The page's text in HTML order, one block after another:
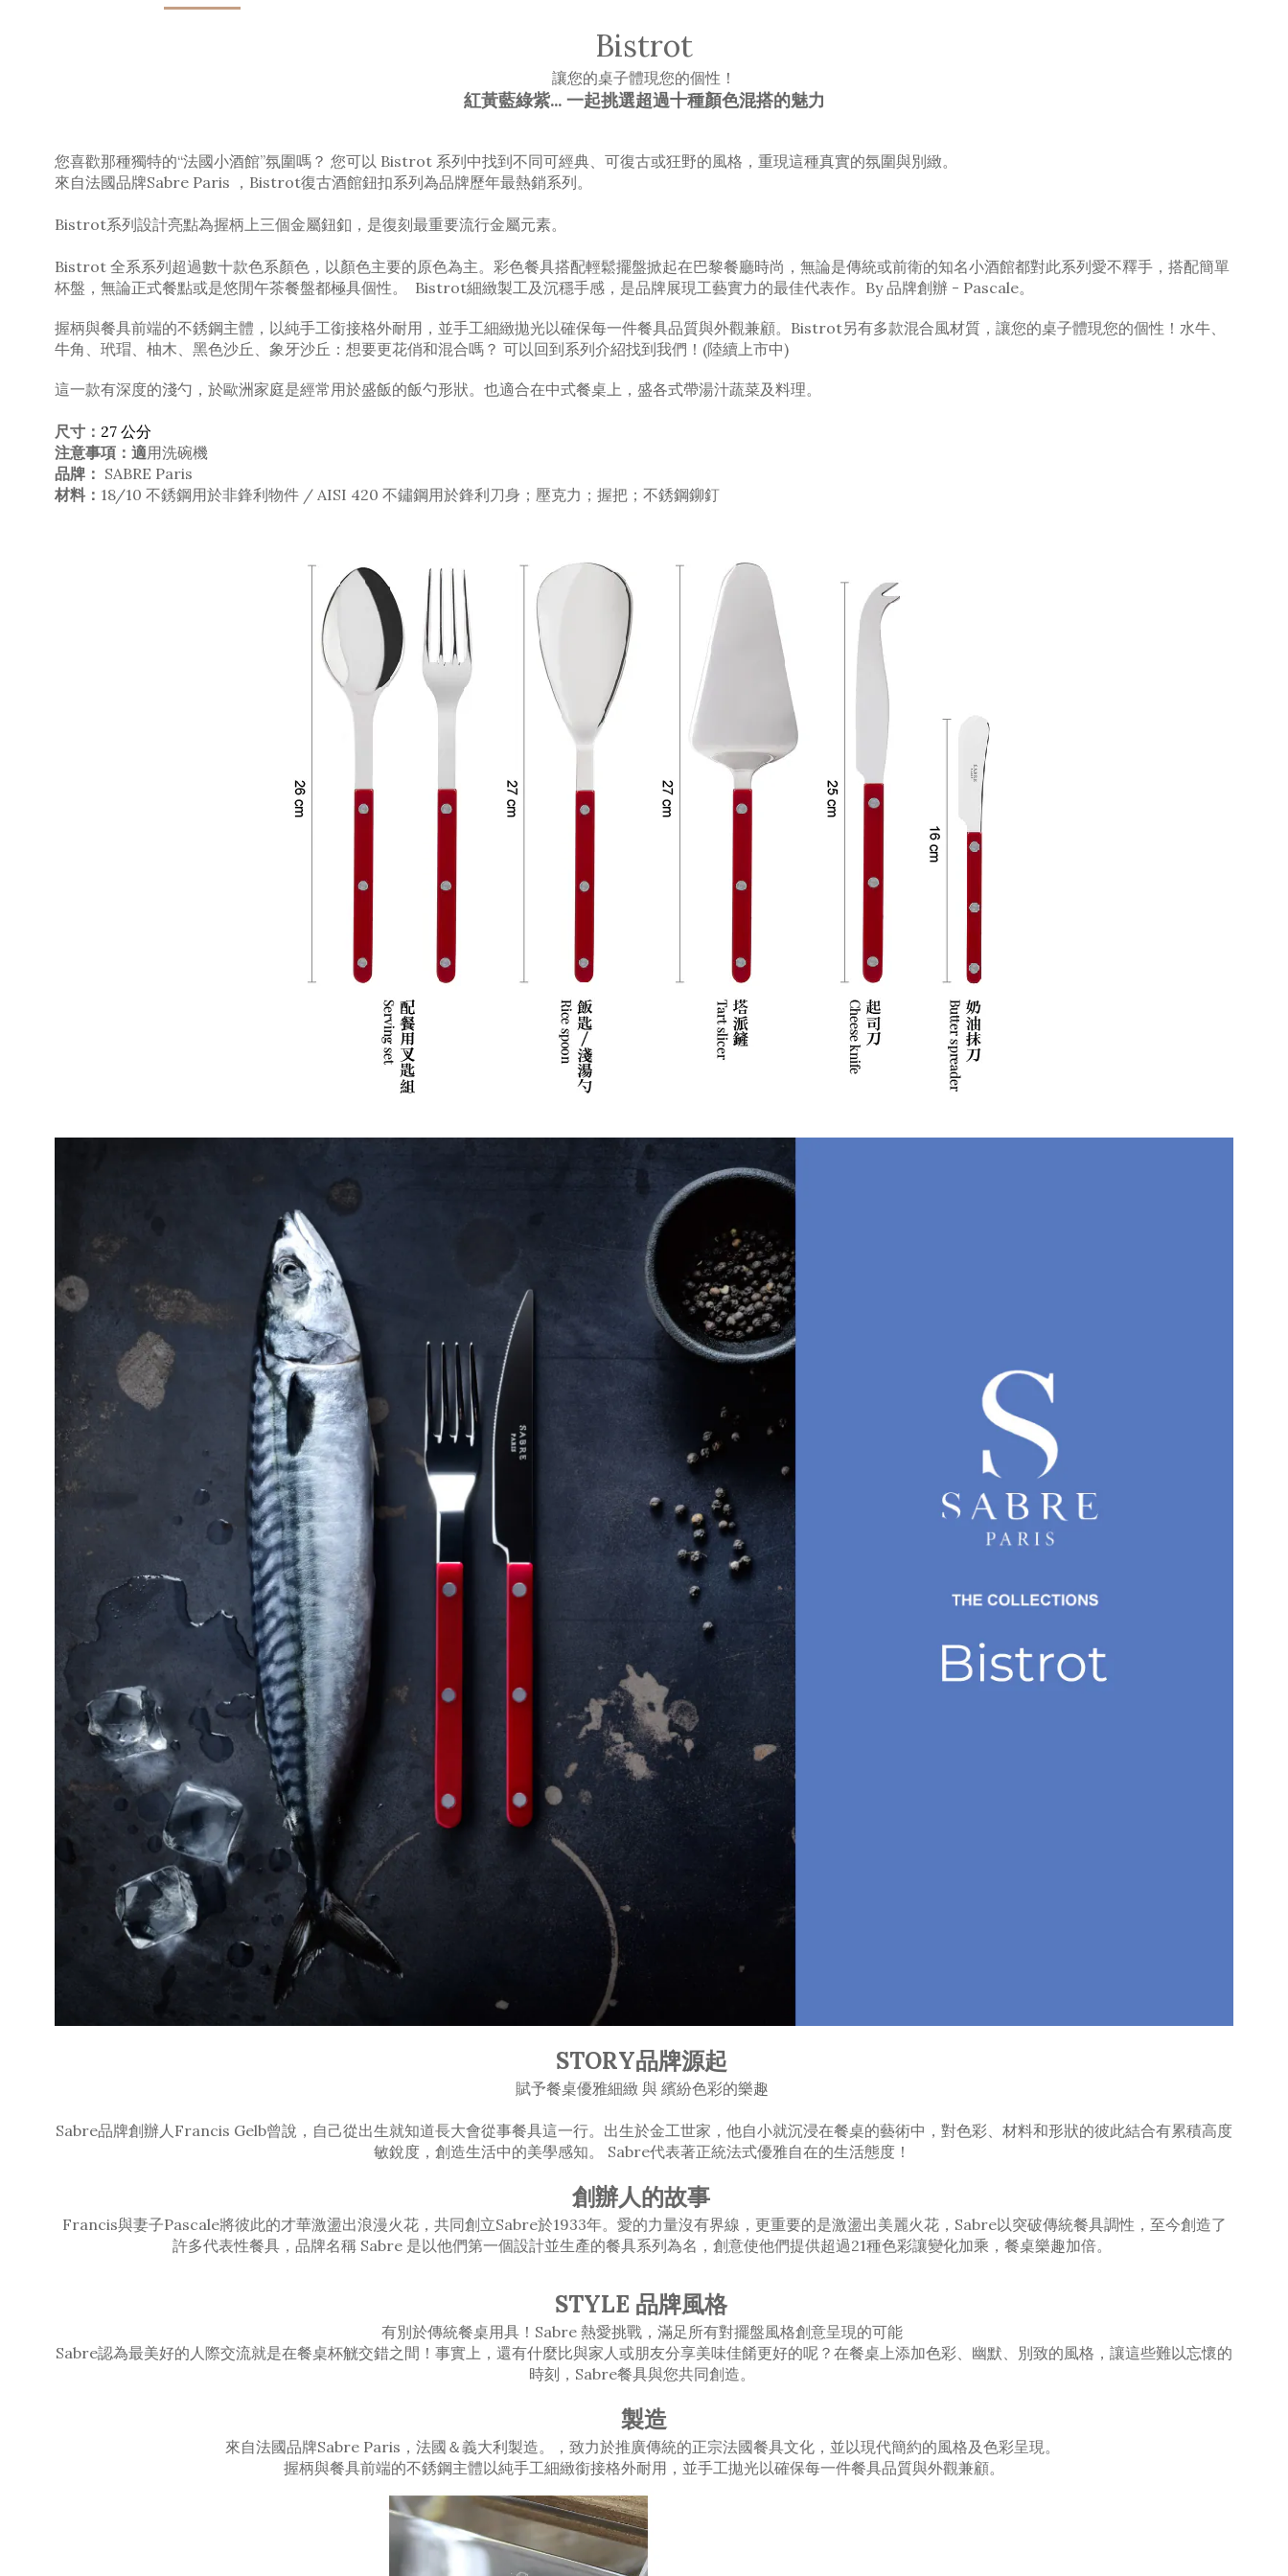
Bistrot
讓您的桌子體現您的個性！
紅黃藍綠紫... 一起挑選超過十種顏色混搭的魅力
您喜歡那種獨特的“法國小酒館”氛圍嗎？ 您可以 Bistrot 系列中找到不同可經典、 可復古或狂野的風格，重現這種真實的氛圍與別緻。
來自法國品牌Sabre Paris ，Bistrot復古酒館鈕扣系列為品牌歷年最熱銷系列。
Bistrot系列設計亮點為握柄上三個金屬鈕釦，是復刻最重要流行金屬元素。
Bistrot 全系系列超過數十款色系顏色，以顏色主要的原色為主。彩色餐具搭配輕鬆擺盤掀起在巴黎餐廳時尚，無論是傳統或前衛的知名小酒館都對此系列愛不釋手，搭配簡單
杯盤，無論正式餐點或是悠閒午茶餐盤都極具個性。 Bistrot細緻製工及沉穩手感，是品牌展現工藝實力的最佳代表作。By 品牌創辦 - Pascale。
握柄與餐具前端的不銹鋼主體，以純手工銜接格外耐用，並手工細緻拋光以確保每一件餐具品質與外觀兼顧。Bistrot另有多款混合風材質，讓您的桌子體現您的個性！水牛、
牛角、玳瑁、柚木、黑色沙丘、象牙沙丘：想要更花俏和混合嗎？ 可以回到系列介紹找到我們！(陸續上市中)
這一款有深度的淺勺，於歐洲家庭是經常用於盛飯的飯勺形狀。也適合在中式餐桌上，盛各式帶湯汁蔬菜及料理。
尺寸： 27 公分
注意事項：適用洗碗機
品牌： SABRE Paris
材料： 18/10 不銹鋼用於非鋒利物件 / AISI 420 不鏽鋼用於鋒利刀身 ；壓克力 ；握把 ； 不銹鋼鉚釘
STORY品牌源起
賦予餐桌優雅細緻 與 繽紛色彩的樂趣
Sabre品牌創辦人Francis Gelb曾說，自己從出生就知道長大會從事餐具這一行。出生於金工世家，他自小就沉浸在餐桌的藝術中，對色彩、材料和形狀的彼此結合有累積高度
敏銳度，創造生活中的美學感知。 Sabre代表著正統法式優雅自在的生活態度！
創辦人的故事
Francis與妻子Pascale將彼此的才華激盪出浪漫火花，共同創立Sabre於1933年。愛的力量沒有界線，更重要的是激盪出美麗火花，Sabre以突破傳統餐具調性，至今創造了
許多代表性餐具，品牌名稱 Sabre 是以他們第一個設計並生產的餐具系列為名，創意使他們提供超過21種色彩讓變化加乘，餐桌樂趣加倍。
STYLE 品牌風格
有別於傳統餐桌用具！Sabre 熱愛挑戰，滿足所有對擺盤風格創意呈現的可能
Sabre認為最美好的人際交流就是在餐桌杯觥交錯之間！事實上，還有什麼比與家人或朋友分享美味佳餚更好的呢？在餐桌上添加色彩、幽默、別致的風格，讓這些難以忘懷的
時刻，Sabre餐具與您共同創造。
製造
來自法國品牌Sabre Paris，法國＆義大利製造。，致力於推廣傳統的正宗法國餐具文化，並以現代簡約的風格及色彩呈現。
握柄與餐具前端的不銹鋼主體以純手工細緻銜接格外耐用，並手工拋光以確保每一件餐具品質與外觀兼顧。